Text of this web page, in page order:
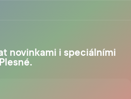
novinkami i speciálními